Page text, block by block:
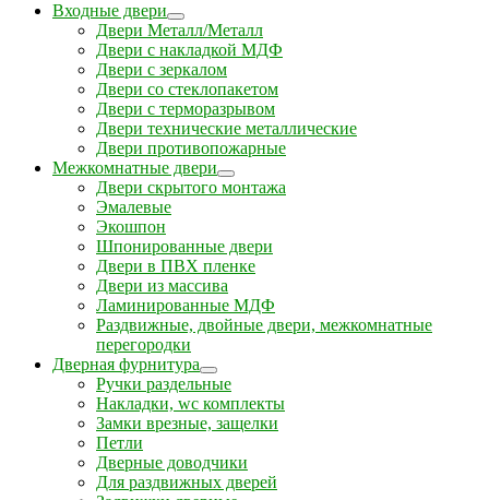
Входные двери
Двери Металл/Металл
Двери с накладкой МДФ
Двери с зеркалом
Двери со стеклопакетом
Двери с терморазрывом
Двери технические металлические
Двери противопожарные
Межкомнатные двери
Двери скрытого монтажа
Эмалевые
Экошпон
Шпонированные двери
Двери в ПВХ пленке
Двери из массива
Ламинированные МДФ
Раздвижные, двойные двери, межкомнатные
перегородки
Дверная фурнитура
Ручки раздельные
Накладки, wc комплекты
Замки врезные, защелки
Петли
Дверные доводчики
Для раздвижных дверей